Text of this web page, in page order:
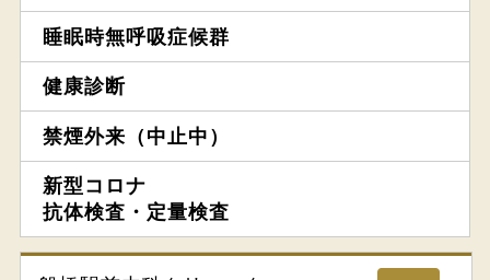
睡眠時無呼吸症候群
健康診断
禁煙外来（中止中）
新型コロナ
抗体検査・定量検査